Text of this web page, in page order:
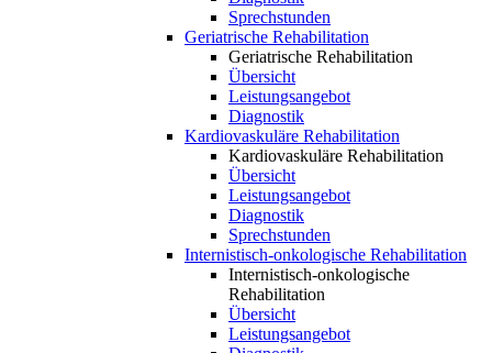
Sprechstunden
Geriatrische Rehabilitation
Geriatrische Rehabilitation
Übersicht
Leistungsangebot
Diagnostik
Kardiovaskuläre Rehabilitation
Kardiovaskuläre Rehabilitation
Übersicht
Leistungsangebot
Diagnostik
Sprechstunden
Internistisch-onkologische Rehabilitation
Internistisch-onkologische
Rehabilitation
Übersicht
Leistungsangebot